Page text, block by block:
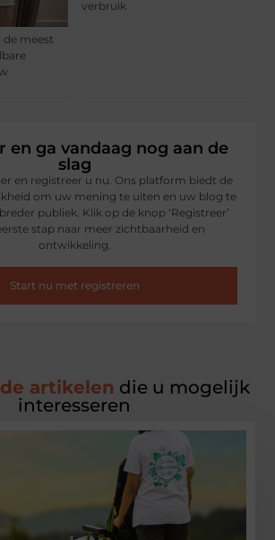
de meest
verbruik
en ga vandaag nog aan de
slag
en registreer u nu. Ons platform biedt de
om uw mening te uiten en uw blog te
publiek. Klik op de knop ‘Registreer’
stap naar meer zichtbaarheid en
ontwikkeling.
Start nu met registreren
artikelen die u mogelijk
interesseren